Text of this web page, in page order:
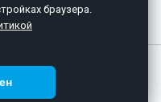
браузера.